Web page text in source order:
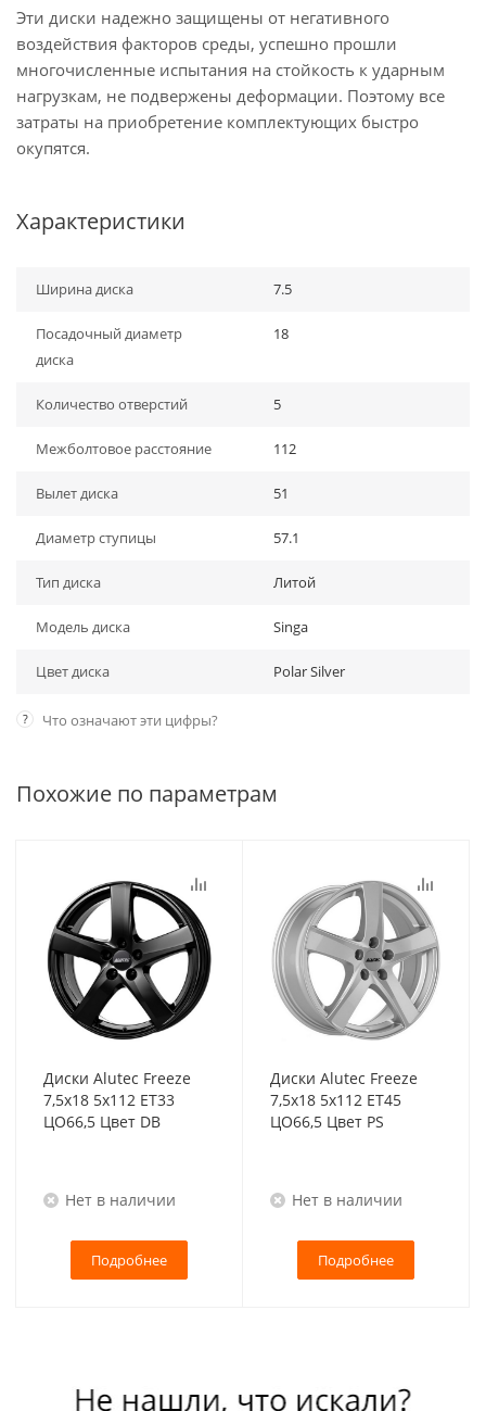
Эти диски надежно защищены от негативного
воздействия факторов среды, успешно прошли
многочисленные испытания на стойкость к ударным
нагрузкам, не подвержены деформации. Поэтому все
затраты на приобретение комплектующих быстро
окупятся.
Характеристики
Ширина диска 7.5
Посадочный диаметр
диска
18
Количество отверстий 5
Межболтовое расстояние 112
Вылет диска 51
Диаметр ступицы 57.1
Тип диска Литой
Модель диска Singa
Цвет диска Polar Silver
? Что означают эти цифры?
Похожие по параметрам
Диски Alutec Freeze
7,5x18 5x112 ET33
ЦО66,5 Цвет DB
Нет в наличии
Подробнее
Диски Alutec Freeze
7,5x18 5x112 ET45
ЦО66,5 Цвет PS
Нет в наличии
Подробнее